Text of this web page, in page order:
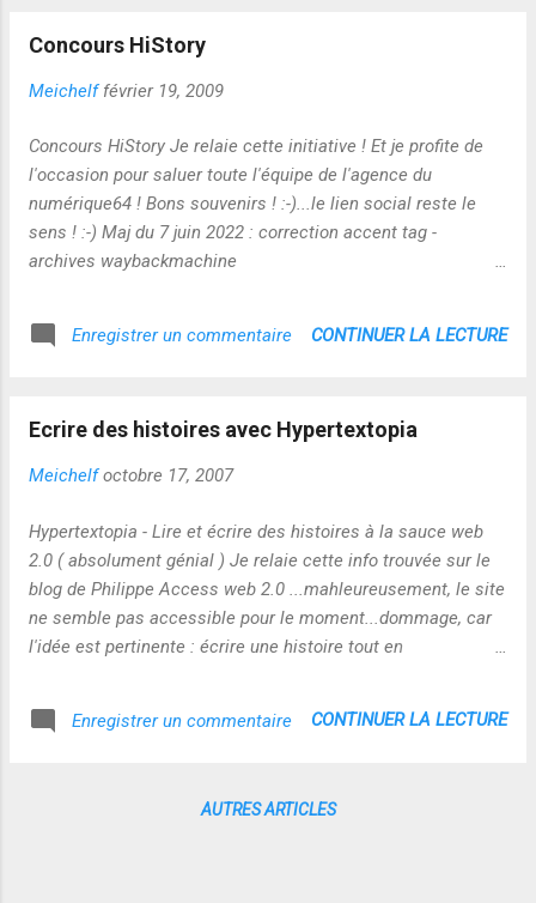
l'onglet Accueil, je me suis rendu compte
répondant au nom de Waybackmachine
https://web.archive.org/web/2012061712011
2/http://www.educaix.com/index.asp?
laliste=280 Et cet archivage a semble-t-il
débuté dès 2002 En poursuivant ma
recherche, j'ai découvert que
réseaux apprenants : Réseaux apprenants
-apprenants.blogspot.com/ Suite :
Concours HiStory
Meichelf février 19, 2009
Concours HiStory Je relaie cette initiative ! Et je profite de
l'occasion pour saluer toute l'équipe de l'agence du
numérique64 ! Bons souvenirs ! :-)...le lien social reste le
sens ! :-) Maj du 7 juin 2022 : correction accent tag -
archives waybackmachine
ologiesenquestion.reseauxapprenants.com/2009/02/concou
rs-history.html
Enregistrer un commentaire CONTINUER LA LECTURE
Ecrire des histoires avec Hypertextopia
Meichelf octobre 17, 2007
Hypertextopia - Lire et écrire des histoires à la sauce web
2.0 ( absolument génial ) Je relaie cette info trouvée sur le
blog de Philippe Access web 2.0 ...mahleureusement, le site
ne semble pas accessible pour le moment...dommage, car
l'idée est pertinente : écrire une histoire tout en
Enregistrer un commentaire CONTINUER LA LECTURE
AUTRES ARTICLES